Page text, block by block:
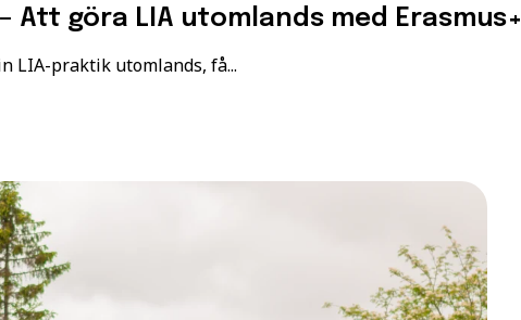
Att göra LIA utomlands med Erasmus+
LIA-praktik utomlands, få...